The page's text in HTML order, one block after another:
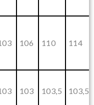
106 110 114
103 103,5 103,5